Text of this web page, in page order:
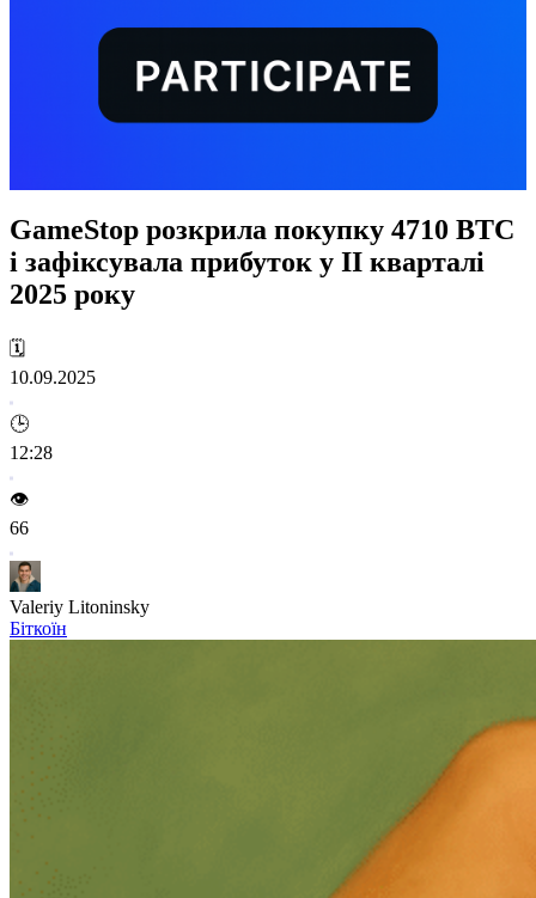
GameStop розкрила покупку 4710 BTC
і зафіксувала прибуток у II кварталі
2025 року
🗓️
10.09.2025
🕒
12:28
👁️
66
Valeriy Litoninsky
Біткоїн